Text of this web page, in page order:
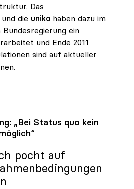
Das
die uniko haben dazu im
ein
und Ende 2011
sind auf aktueller
muss zu besserer
„Bei Status quo kein
pocht auf